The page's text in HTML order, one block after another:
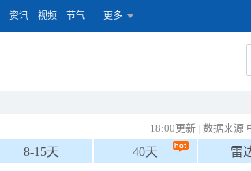
资讯 视频 节气 更多
18:00更新 | 数据来源
8-15天 40天 雷